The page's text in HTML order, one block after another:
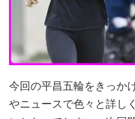
今回の平昌五輪をきっか
やニュースで色々と詳し